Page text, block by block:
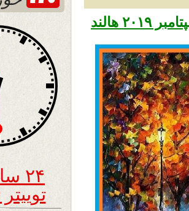
۲۴
توییتر Twitter